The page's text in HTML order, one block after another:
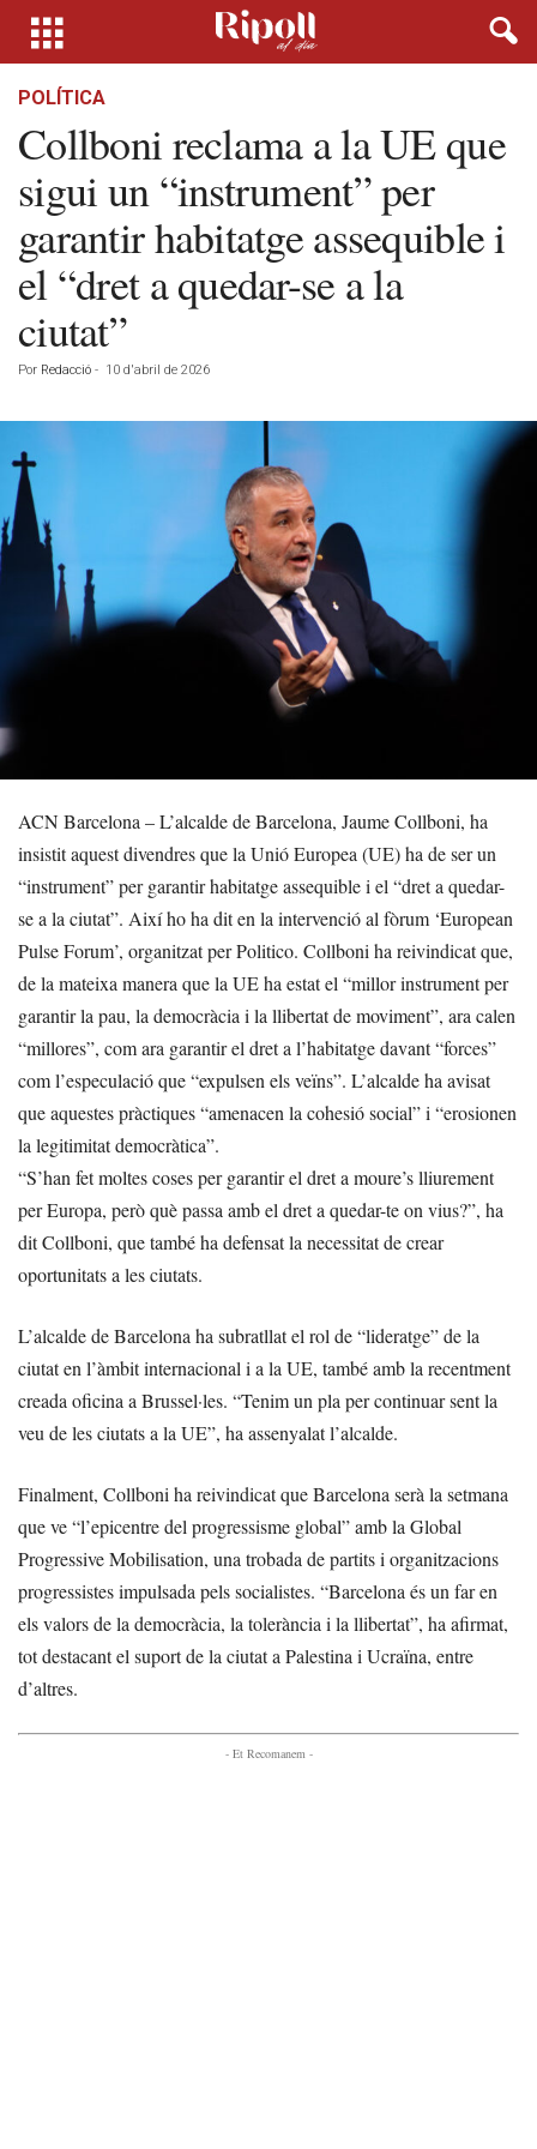
POLÍTICA
Collboni reclama a la UE que
sigui un “instrument” per
garantir habitatge assequible i
el “dret a quedar-se a la
ciutat”
Por Redacció - 10 d'abril de 2026
ACN Barcelona – L’alcalde de Barcelona, Jaume Collboni, ha
insistit aquest divendres que la Unió Europea (UE) ha de ser un
“instrument” per garantir habitatge assequible i el “dret a quedar-
se a la ciutat”. Així ho ha dit en la intervenció al fòrum ‘European
Pulse Forum’, organitzat per Politico. Collboni ha reivindicat que,
de la mateixa manera que la UE ha estat el “millor instrument per
garantir la pau, la democràcia i la llibertat de moviment”, ara calen
“millores”, com ara garantir el dret a l’habitatge davant “forces”
com l’especulació que “expulsen els veïns”. L’alcalde ha avisat
que aquestes pràctiques “amenacen la cohesió social” i “erosionen
la legitimitat democràtica”.
“S’han fet moltes coses per garantir el dret a moure’s lliurement
per Europa, però què passa amb el dret a quedar-te on vius?”, ha
dit Collboni, que també ha defensat la necessitat de crear
oportunitats a les ciutats.
L’alcalde de Barcelona ha subratllat el rol de “lideratge” de la
ciutat en l’àmbit internacional i a la UE, també amb la recentment
creada oficina a Brussel·les. “Tenim un pla per continuar sent la
veu de les ciutats a la UE”, ha assenyalat l’alcalde.
Finalment, Collboni ha reivindicat que Barcelona serà la setmana
que ve “l’epicentre del progressisme global” amb la Global
Progressive Mobilisation, una trobada de partits i organitzacions
progressistes impulsada pels socialistes. “Barcelona és un far en
els valors de la democràcia, la tolerància i la llibertat”, ha afirmat,
tot destacant el suport de la ciutat a Palestina i Ucraïna, entre
d’altres.
- Et Recomanem -